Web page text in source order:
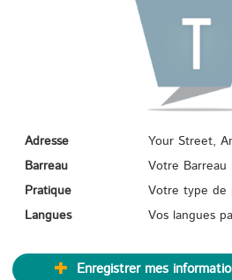
Adresse
Your Street,
Barreau
Votre Barreau
Pratique
Votre type de
Langues
Vos langues
Enregistrer mes